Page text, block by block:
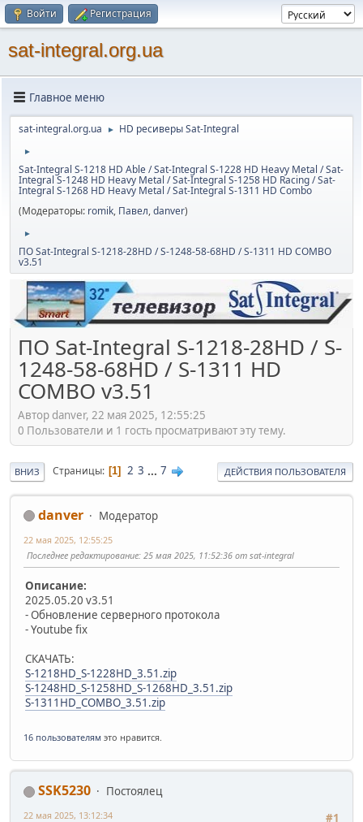
Войти Регистрация
sat-integral.org.ua
Главное меню
sat-integral.org.ua ► HD ресиверы Sat-Integral
►
Sat-Integral S-1218 HD Able / Sat-Integral S-1228 HD Heavy Metal / Sat-
Integral S-1248 HD Heavy Metal / Sat-Integral S-1258 HD Racing / Sat-
Integral S-1268 HD Heavy Metal / Sat-Integral S-1311 HD Combo
(Модераторы: romik, Павел,danver)
►
ПО Sat-Integral S-1218-28HD / S-1248-58-68HD / S-1311 HD COMBO
v3.51
ПО Sat-Integral S-1218-28HD / S-
1248-58-68HD / S-1311 HD
COMBO v3.51
Автор danver, 22 мая 2025, 12:55:25
0 Пользователи и 1 гость просматривают эту тему.
ВНИЗ Страницы 1 2 3 ... 7 ДЕЙСТВИЯ ПОЛЬЗОВАТЕЛЯ
danver Модератор
22 мая 2025, 12:55:25
Последнее редактирование: 25 мая 2025, 11:52:36 от sat-integral
Описание:
2025.05.20 v3.51
- Обновление серверного протокола
- Youtube fix
СКАЧАТЬ:
S-1218HD_S-1228HD_3.51.zip
S-1248HD_S-1258HD_S-1268HD_3.51.zip
S-1311HD_COMBO_3.51.zip
16 пользователям это нравится.
SSK5230
Постоялец
#1
22 мая 2025, 13:12:34